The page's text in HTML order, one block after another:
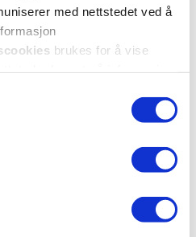
med nettstedet ved å
brukes for å vise